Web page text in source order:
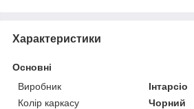
Характеристики
Основні
Виробник
Інтарсіо
Колір каркасу
Чорний